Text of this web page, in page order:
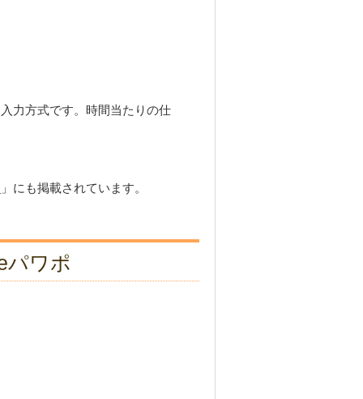
力方式です。時間当たりの仕
」 にも掲載されています。
パワポ